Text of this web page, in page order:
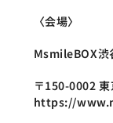
〈会場〉
MsmileBOX渋
〒150-0002
https://